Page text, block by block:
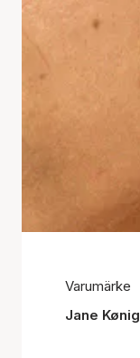
Varumärke
Jane Kønig